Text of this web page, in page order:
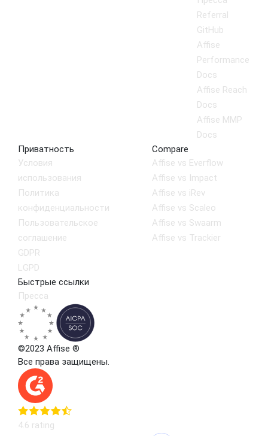
Referral
GitHub
Affise
Performance
Docs
Affise Reach
Docs
Affise MMP
Docs
Приватность
Условия
использования
Политика
конфиденциальности
Пользовательское
соглашение
GDPR
LGPD
Compare
Affise vs Everflow
Affise vs Impact
Affise vs iRev
Affise vs Scaleo
Affise vs Swaarm
Affise vs Trackier
Быстрые ссылки
Пресса
©2023 Affise ®
Все права защищены.
4.6 rating